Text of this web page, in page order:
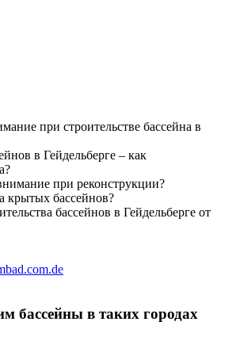
при строительстве бассейна в
в Гейдельберге – как
при реконструкции?
крытых бассейнов?
бассейнов в Гейдельберге от
бассейны в таких городах